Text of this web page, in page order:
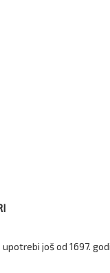
još od 1697.